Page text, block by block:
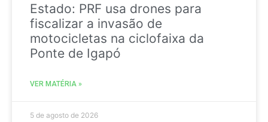
Estado: PRF usa drones para
fiscalizar a invasão de
motocicletas na ciclofaixa da
Ponte de Igapó
VER MATÉRIA »
5 de agosto de 2026